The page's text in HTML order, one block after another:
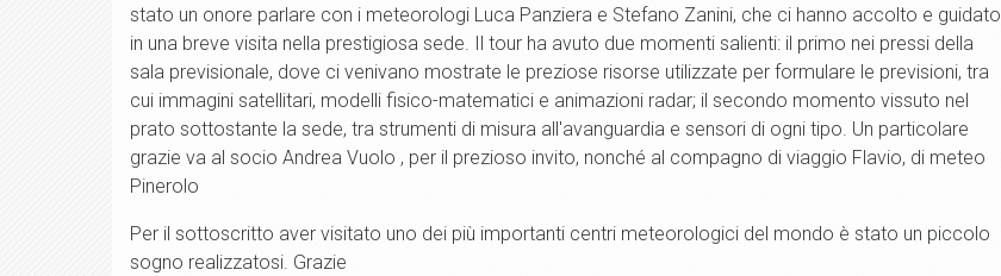
stato un onore parlare con i meteorologi Luca Panziera e Stefano Zanini, che ci hanno accolto e guidato
in una breve visita nella prestigiosa sede. Il tour ha avuto due momenti salienti: il primo nei pressi della
sala previsionale, dove ci venivano mostrate le preziose risorse utilizzate per formulare le previsioni, tra
cui immagini satellitari, modelli fisico-matematici e animazioni radar; il secondo momento vissuto nel
prato sottostante la sede, tra strumenti di misura all'avanguardia e sensori di ogni tipo. Un particolare
grazie va al socio Andrea Vuolo , per il prezioso invito, nonché al compagno di viaggio Flavio, di meteo
Pinerolo
Per il sottoscritto aver visitato uno dei più importanti centri meteorologici del mondo è stato un piccolo
sogno realizzatosi. Grazie